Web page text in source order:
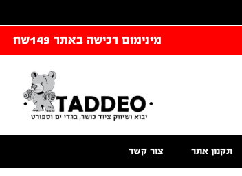
מינימום רכישה באתר 149שח
תקנון אתר צור קשר